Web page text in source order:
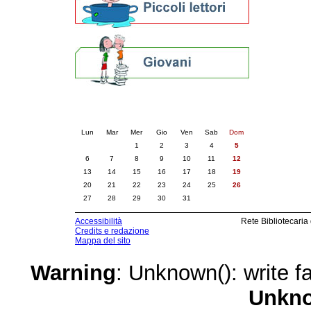
Lun Mar Mer Gio Ven Sab
Dom
1
2 3 4
5
6
7 8 9 10 11
12
13
14 15 16 17 18
19
20
21 22 23 24 25
26
27
28 29 30 31
Accessibilità
Credits e redazione
Mappa del sito
Rete
Warning: Unknown(): write